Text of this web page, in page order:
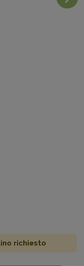
richiesto